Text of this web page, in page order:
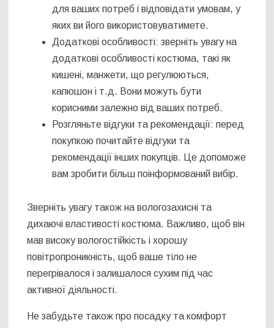
для ваших потреб і відповідати умовам, у
яких ви його використовуватимете.
Додаткові особливості: зверніть увагу на
додаткові особливості костюма, такі як
кишені, манжети, що регулюються,
капюшон і т.д. Вони можуть бути
корисними залежно від ваших потреб.
Розгляньте відгуки та рекомендації: перед
покупкою почитайте відгуки та
рекомендації інших покупців. Це допоможе
вам зробити більш поінформований вибір.
Зверніть увагу також на вологозахисні та
дихаючі властивості костюма. Важливо, щоб він
мав високу вологостійкість і хорошу
повітропроникність, щоб ваше тіло не
перегрівалося і залишалося сухим під час
активної діяльності.
Не забудьте також про посадку та комфорт